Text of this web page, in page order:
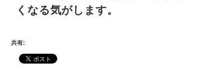
くなる気がします。
共有: